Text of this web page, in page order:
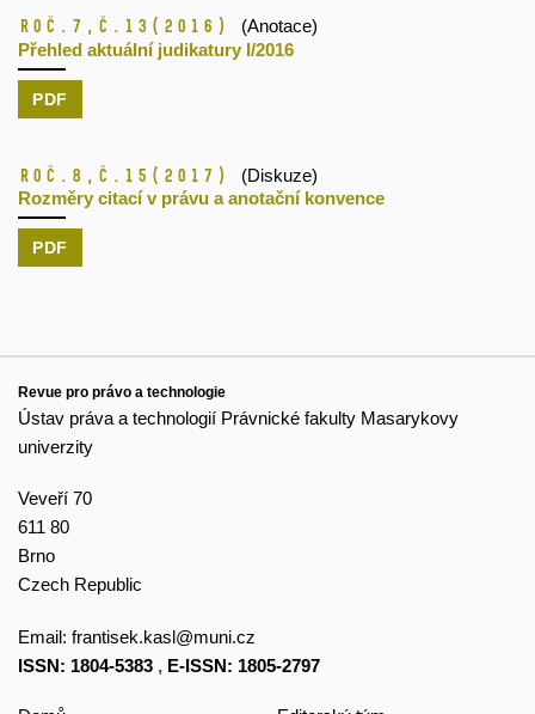
Roč.7, č.13 (2016)
(Anotace)
Přehled aktuální judikatury I/2016
PDF
Roč.8, č.15 (2017)
(Diskuze)
Rozměry citací v právu a anotační konvence
PDF
Revue pro právo a technologie
Ústav práva a technologií Právnické fakulty Masarykovy
univerzity
Veveří 70
611 80
Brno
Czech Republic
Email: frantisek.kasl@muni.cz
ISSN: 1804-5383 , E-ISSN: 1805-2797